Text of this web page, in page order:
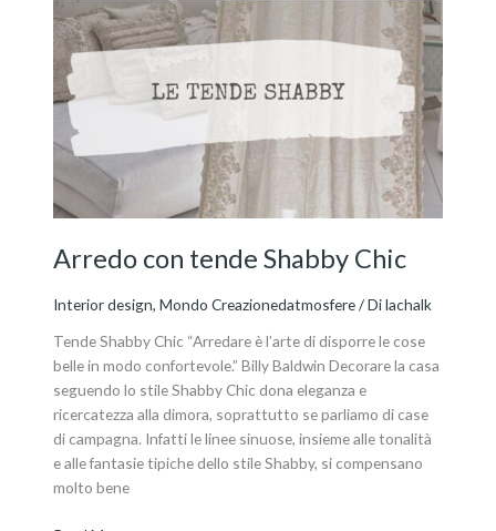
Arredo con tende Shabby Chic
Interior design,Mondo Creazionedatmosfere/ Dilachalk
Tende Shabby Chic “Arredare è l’arte di disporre le cose
belle in modo confortevole.” Billy Baldwin Decorare la casa
seguendo lo stile Shabby Chic dona eleganza e
ricercatezza alla dimora, soprattutto se parliamo di case
di campagna. Infatti le linee sinuose, insieme alle tonalità
e alle fantasie tipiche dello stile Shabby, si compensano
molto bene
Arredo
con
tende
Shabby
Chic